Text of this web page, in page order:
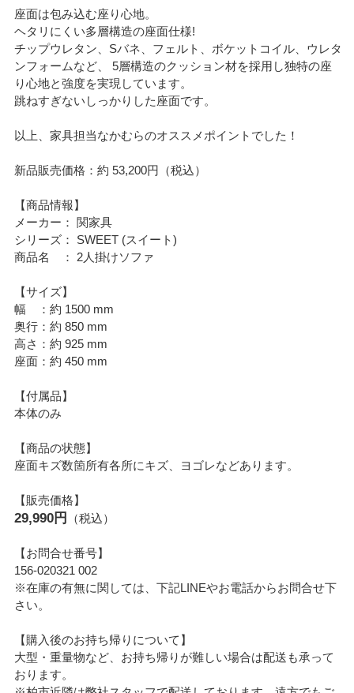
座面は包み込む座り心地。
ヘタリにくい多層構造の座面仕様!
チップウレタン、Sバネ、フェルト、ボケットコイル、ウレタ
ンフォームなど、 5層構造のクッション材を採用し独特の座
り心地と強度を実現しています。
跳ねすぎないしっかりした座面です。
以上、家具担当なかむらのオススメポイントでした！
新品販売価格：約 53,200円（税込）
【商品情報】
メーカー： 関家具
シリーズ： SWEET (スイート)
商品名 ： 2人掛けソファ
【サイズ】
幅 ：約 1500 mm
奥行：約 850 mm
高さ：約 925 mm
座面：約 450 mm
【付属品】
本体のみ
【商品の状態】
座面キズ数箇所有各所にキズ、ヨゴレなどあります。
【販売価格】
29,990円 （税込）
【お問合せ番号】
156-020321 002
※在庫の有無に関しては、下記LINEやお電話からお問合せ下
さい。
【購入後のお持ち帰りについて】
大型・重量物など、お持ち帰りが難しい場合は配送も承って
おります。